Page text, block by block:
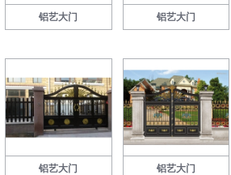
铝艺大门 铝艺大门
铝艺大门 铝艺大门